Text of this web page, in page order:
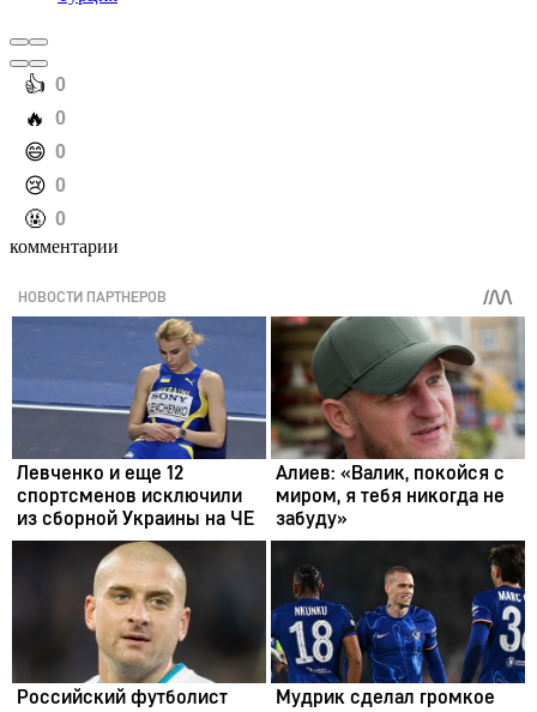
️👍 0
️🔥 0
️😄 0
️😢 0
️🤬 0
комментарии